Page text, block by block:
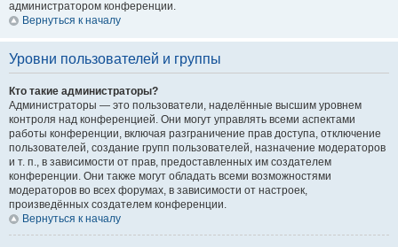
администратором конференции.
Вернуться к началу
Уровни пользователей и группы
Кто такие администраторы?
Администраторы — это пользователи, наделённые высшим уровнем
контроля над конференцией. Они могут управлять всеми аспектами
работы конференции, включая разграничение прав доступа, отключение
пользователей, создание групп пользователей, назначение модераторов
и т. п., в зависимости от прав, предоставленных им создателем
конференции. Они также могут обладать всеми возможностями
модераторов во всех форумах, в зависимости от настроек,
произведённых создателем конференции.
Вернуться к началу